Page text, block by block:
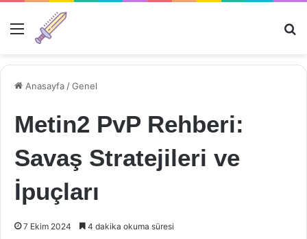
Menü
Anasayfa /Genel
Metin2 PvP Rehberi:
Savaş Stratejileri ve
İpuçları
7 Ekim 2024 4 dakika okuma süresi